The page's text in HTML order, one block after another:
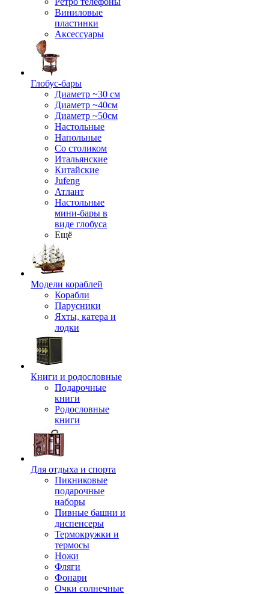
Виниловые
пластинки
Аксессуары
Глобус-бары
Диаметр ~30 см
Диаметр ~40см
Диаметр ~50см
Настольные
Напольные
Со столиком
Итальянские
Китайские
Jufeng
Атлант
Настольные
мини-бары в
виде глобуса
Ещё
Модели кораблей
Корабли
Парусники
Яхты, катера и
лодки
Книги и родословные
Подарочные
книги
Родословные
книги
Для отдыха и спорта
Пикниковые
подарочные
наборы
Пивные башни и
диспенсеры
Термокружки и
термосы
Ножи
Фляги
Фонари
Очки солнечные